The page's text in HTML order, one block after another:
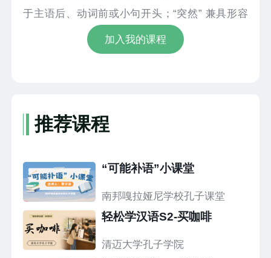
于主语后、动词前或小句开头；“突然” 兼具形容
词属性，能修饰名词或与 “太” 搭配。视频通过实
例对比清晰拆解用法，配套练习题可在评论区互
加入我的课程
推荐课程
“可能补语”小课堂
南邦嘎拉娅尼学校孔子课堂
轻松学汉语S2-买咖啡
清迈大学孔子学院